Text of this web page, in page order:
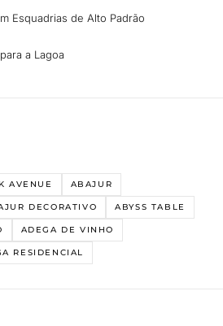
Esquadrias de Alto Padrão
a Lagoa
AVENUE ABAJUR
DECORATIVO ABYSS TABLE
ADEGA DE VINHO
RESIDENCIAL